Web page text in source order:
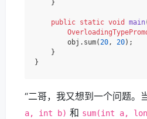
    }
public static void main
        obj.sum(
20 , 20);
    }
“二哥，我又想到一个问题。
a, int b) 和 sum(int a,